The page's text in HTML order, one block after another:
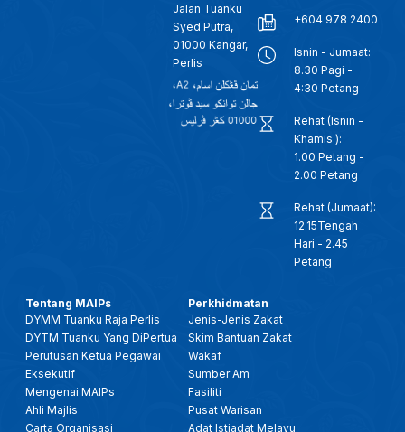
Jalan Tuanku
Syed Putra,
01000 Kangar,
Perlis
+604 978 2400
Isnin - Jumaat:
8.30 Pagi -
4:30 Petang
Rehat (Isnin -
Khamis ):
1.00 Petang -
2.00 Petang
Rehat (Jumaat):
12.15Tengah
Hari - 2.45
Petang
Tentang MAIPs
DYMM Tuanku Raja Perlis
DYTM Tuanku Yang DiPertua
Perutusan Ketua Pegawai
Eksekutif
Mengenai MAIPs
Ahli Majlis
Carta Organisasi
Perkhidmatan
Jenis-Jenis Zakat
Skim Bantuan Zakat
Wakaf
Sumber Am
Fasiliti
Pusat Warisan
Adat Istiadat Melayu